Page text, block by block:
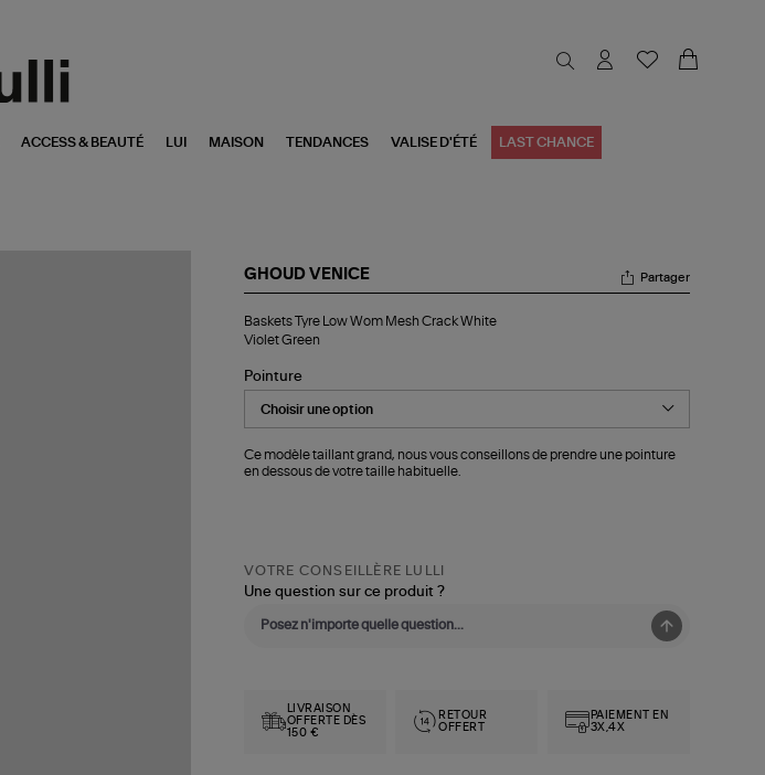
ACCESS & BEAUTÉ LUI MAISON TENDANCES VALISE D'ÉTÉ LAST CHANCE
GHOUD VENICE
Tyre
Low
Mesh
Crack
White
Violet
Green
Partager
Baskets Tyre Low Wom Mesh Crack White
Violet Green
Pointure
Ce modèle taillant grand, nous vous conseillons de prendre une pointure
en dessous de votre taille habituelle.
VOTRE CONSEILLÈRE LULLI
Une question sur ce produit ?
LIVRAISON
OFFERTE DÈS
150 €
RETOUR
OFFERT
PAIEMENT EN
3X,4X